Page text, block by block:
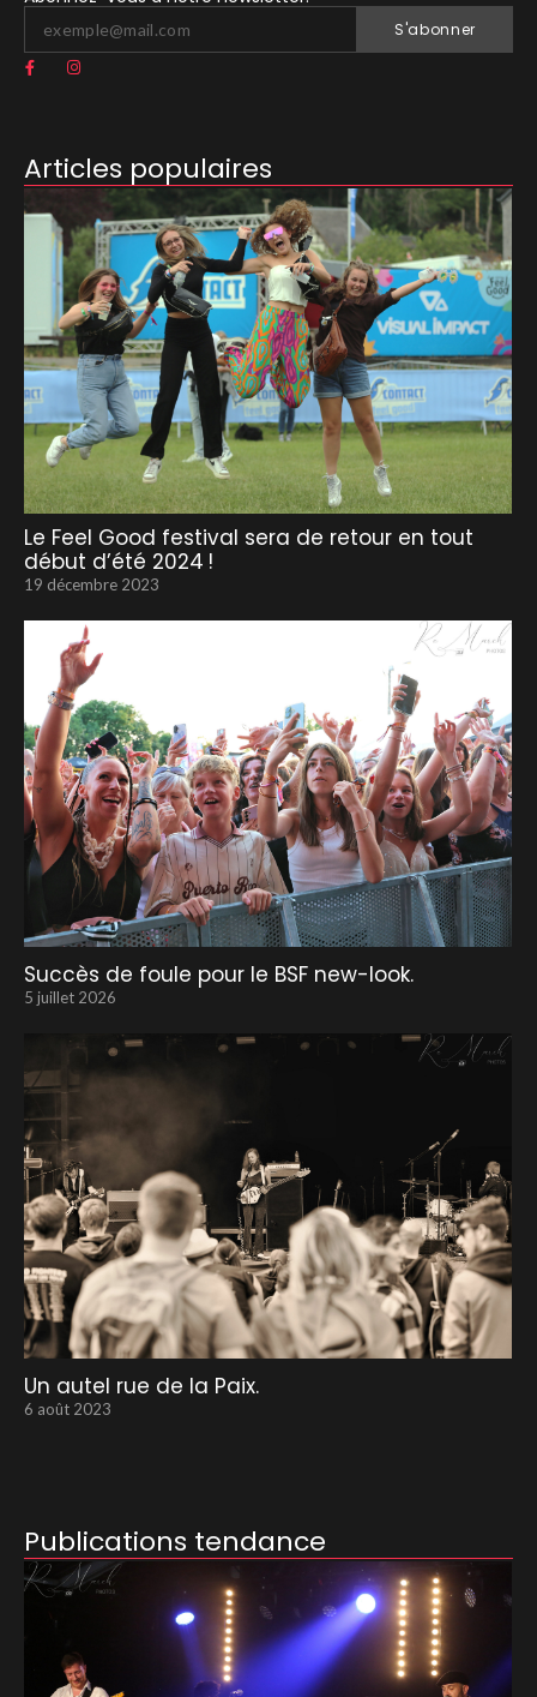
S'abonner
Articles populaires
Le Feel Good festival sera de retour en tout
début d’été 2024 !
19 décembre 2023
Succès de foule pour le BSF new-look.
5 juillet 2026
Un autel rue de la Paix.
6 août 2023
Publications tendance